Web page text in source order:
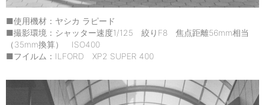
■使用機材：ヤシカ ラピード
■撮影環境：シャッター速度1/125 絞りF8 焦点距離56mm相当
（35mm換算） ISO400
■フイルム：ILFORD XP2 SUPER 400